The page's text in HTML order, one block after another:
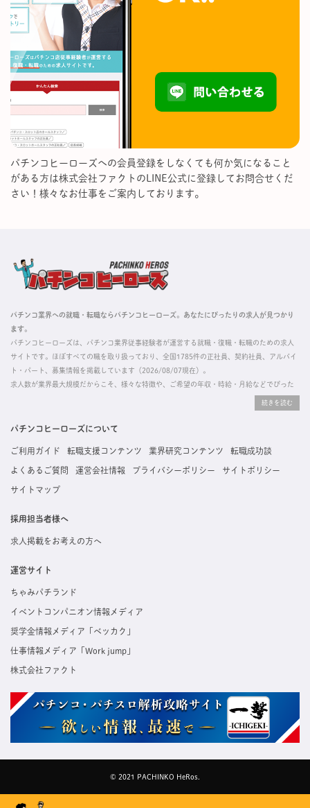
パチンコヒーローズへの会員登録をしなくても何か気になること
がある方は株式会社ファクトのLINE公式に登録してお問合せくだ
さい！様々なお仕事をご案内しております。
パチンコ業界への就職・転職ならパチンコヒーローズ。あなたにぴったりの求人が見つかり
ます。
パチンコヒーローズは、パチンコ業界従事経験者が運営する就職・復職・転職のための求人
サイトです。ほぼすべての職を取り扱っており、全国1785件の正社員、契約社員、アルバイ
ト・パート、募集情報を掲載しています（2026/08/07現在）。
求人数が業界最大規模だからこそ、様々な特徴や、ご希望の年収・時給・月給などでぴった
掲載している求人は、すべて契約法人様から寄せられた正規の求人情報です。応募いただい
た内容はすぐに直接事業所に届くためスムーズに転職・復職できます。
パチンコヒーローズについて
ご利用ガイド 転職支援コンテンツ 業界研究コンテンツ 転職成功談
よくあるご質問 運営会社情報 プライバシーポリシー サイトポリシー
サイトマップ
採用担当者様へ
求人掲載をお考えの方へ
運営サイト
ちゃみパチランド
イベントコンパニオン情報メディア
奨学金情報メディア「ベッカク」
仕事情報メディア「Work jump」
株式会社ファクト
© 2021 PACHINKO HeRos.